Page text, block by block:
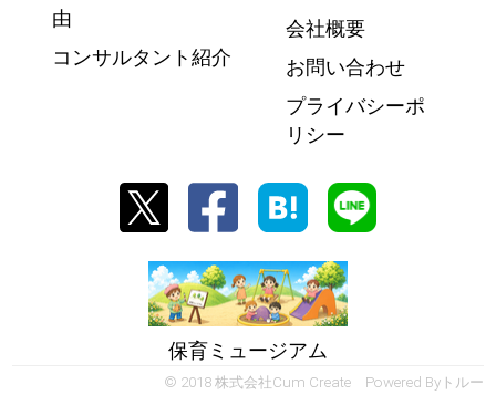
由
コンサルタント紹介
会社概要
お問い合わせ
プライバシーポ
リシー
保育ミュージアム
© 2018 株式会社Cum Create Powered Byトルー